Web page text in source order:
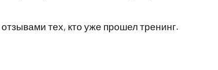
тех, кто уже прошел тренинг.